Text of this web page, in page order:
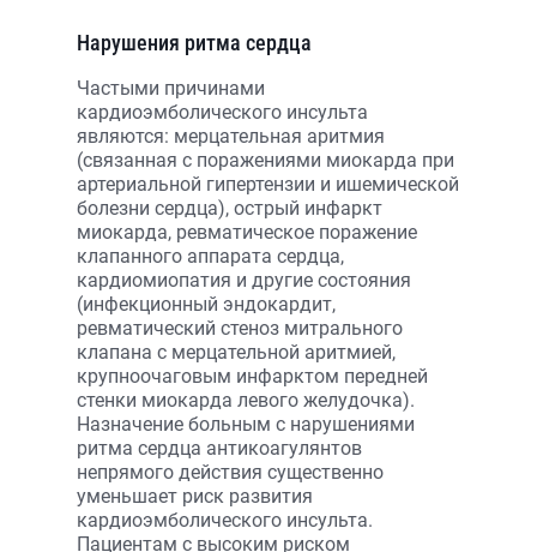
Нарушения ритма сердца
Частыми причинами
кардиоэмболического инсульта
являются: мерцательная аритмия
(связанная с поражениями миокарда при
артериальной гипертензии и ишемической
болезни сердца), острый инфаркт
миокарда, ревматическое поражение
клапанного аппарата сердца,
кардиомиопатия и другие состояния
(инфекционный эндокардит,
ревматический стеноз митрального
клапана с мерцательной аритмией,
крупноочаговым инфарктом передней
стенки миокарда левого желудочка).
Назначение больным с нарушениями
ритма сердца антикоагулянтов
непрямого действия существенно
уменьшает риск развития
кардиоэмболического инсульта.
Пациентам с высоким риском